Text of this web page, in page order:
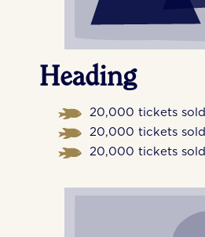
Heading
20,000 tickets sold
20,000 tickets sold
20,000 tickets sold